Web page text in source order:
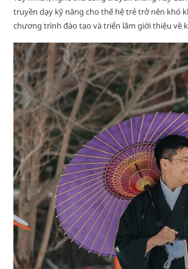
truyền dạy kỹ năng cho thế hệ trẻ trở nên khó
chương trình đào tạo và triển lãm giới thiệu về